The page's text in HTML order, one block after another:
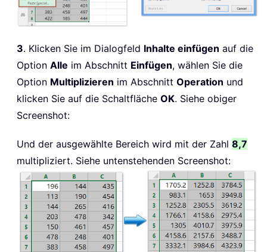
3. Klicken Sie im Dialogfeld Inhalte einfügen auf die
Option Alle im Abschnitt Einfügen, wählen Sie die
Option Multiplizieren im Abschnitt Operation und
klicken Sie auf die Schaltfläche OK. Siehe obiger
Screenshot:
Und der ausgewählte Bereich wird mit der Zahl 8,7
multipliziert. Siehe untenstehenden Screenshot: